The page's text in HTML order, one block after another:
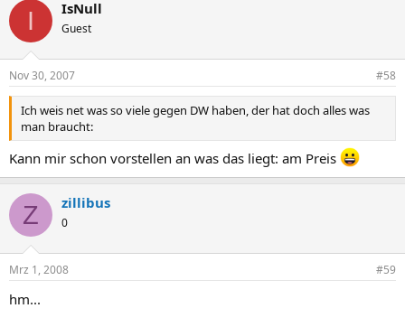
I IsNull
Guest
Nov 30, 2007 #58
Ich weis net was so viele gegen DW haben, der hat doch alles was
man braucht:
Kann mir schon vorstellen an was das liegt: am Preis
Z zillibus
0
Mrz 1, 2008 #59
hm...